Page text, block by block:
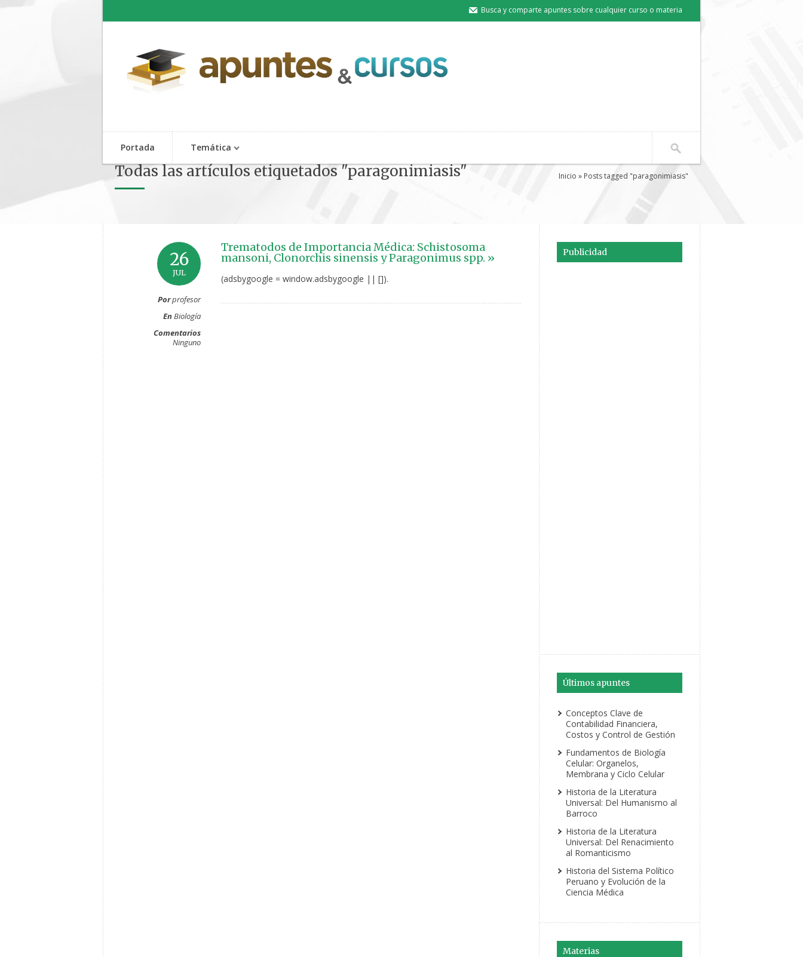
Busca y comparte apuntes sobre cualquier curso o materia
Portada Temática
Todas las artículos etiquetados "paragonimiasis" Inicio » Posts tagged "paragonimiasis"
26
JUL
Porprofesor
EnBiología
Comentarios
Ninguno
Trematodos de Importancia Médica: Schistosoma
mansoni, Clonorchis sinensis y Paragonimus spp. »
(adsbygoogle = window.adsbygoogle || []).
Publicidad
Últimos apuntes
Conceptos Clave de
Contabilidad Financiera,
Costos y Control de Gestión
Fundamentos de Biología
Celular: Organelos,
Membrana y Ciclo Celular
Historia de la Literatura
Universal: Del Humanismo al
Barroco
Historia de la Literatura
Universal: Del Renacimiento
al Romanticismo
Historia del Sistema Político
Peruano y Evolución de la
Ciencia Médica
Materias